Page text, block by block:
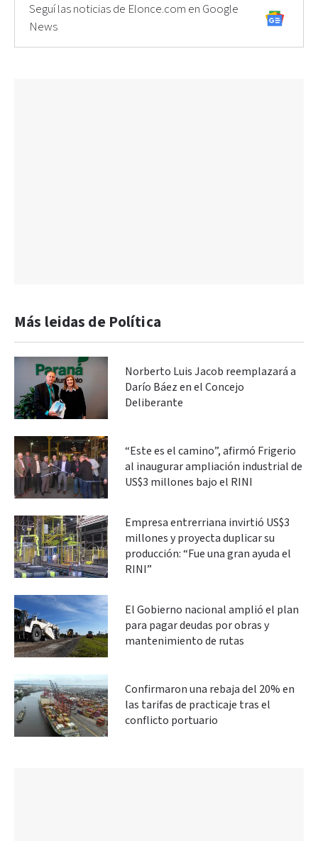
Seguí las noticias de Elonce.com en Google
News
Más leidas de Política
Norberto Luis Jacob reemplazará a
Darío Báez en el Concejo
Deliberante
“Este es el camino”, afirmó Frigerio
al inaugurar ampliación industrial de
US$3 millones bajo el RINI
Empresa entrerriana invirtió US$3
millones y proyecta duplicar su
producción: “Fue una gran ayuda el
RINI”
El Gobierno nacional amplió el plan
para pagar deudas por obras y
mantenimiento de rutas
Confirmaron una rebaja del 20% en
las tarifas de practicaje tras el
conflicto portuario